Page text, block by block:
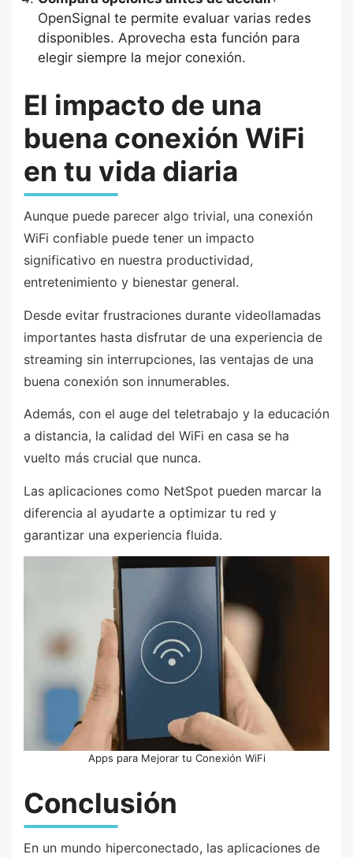
OpenSignal te permite evaluar varias redes
disponibles. Aprovecha esta función para
elegir siempre la mejor conexión.
El impacto de una
buena conexión WiFi
en tu vida diaria
Aunque puede parecer algo trivial, una conexión
WiFi confiable puede tener un impacto
significativo en nuestra productividad,
entretenimiento y bienestar general.
Desde evitar frustraciones durante videollamadas
importantes hasta disfrutar de una experiencia de
streaming sin interrupciones, las ventajas de una
buena conexión son innumerables.
Además, con el auge del teletrabajo y la educación
a distancia, la calidad del WiFi en casa se ha
vuelto más crucial que nunca.
Las aplicaciones como NetSpot pueden marcar la
diferencia al ayudarte a optimizar tu red y
garantizar una experiencia fluida.
Apps para Mejorar tu Conexión WiFi
Conclusión
En un mundo hiperconectado, las aplicaciones de